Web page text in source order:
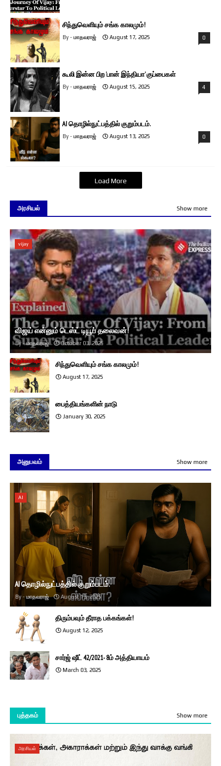
சிந்துவெளியும் சங்க காலமும்!
மாதவராஜ் August 17, 2025 0
கூலி இன்ன பிற ’பான் இந்தியா’ குப்பைகள்
மாதவராஜ் August 15, 2025 4
AI தொழில்நுட்பத்தில் குறும்படம்.
மாதவராஜ் August 13, 2025 0
Load More
அரசியல் Show more
vijay
விஜய் என்னும் டெஸ்ட் டியூப் தலைவன்!
மாதவராஜ் October 03, 2025
சிந்துவெளியும் சங்க காலமும்!
August 17, 2025
பைத்தியங்களின் நாடு
January 30, 2025
அனுபவம் Show more
AI
AI தொழில்நுட்பத்தில் குறும்படம்.
மாதவராஜ் August 13, 2025
திரும்பவும் தீராத பக்கங்கள்!
August 12, 2025
சார்ஜ் ஷீட் 42/2021- 8ம் அத்தியாயம்
March 03, 2025
புத்தகம் Show more
அரசியல்